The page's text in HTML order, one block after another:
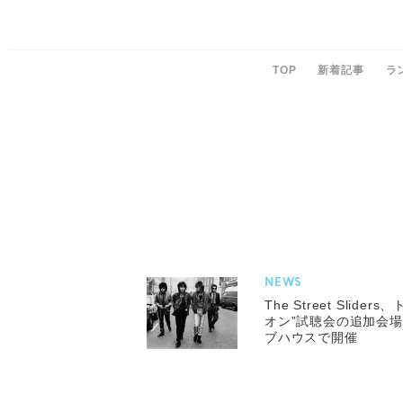
TOP 新着記事 ラ
NEWS
The Street Sliders、
オン”試聴会の追加会
ブハウスで開催